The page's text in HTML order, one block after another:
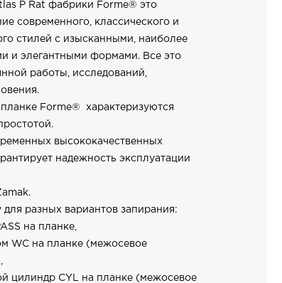
P Rat фабрики Forme® это
современного, классического и
стилей с изысканными, наиболее
и элегантными формами. Все это
работы, исследований,
Forme® характеризуются
высококачественных
надежность эксплуатации
для разных вариантов запирания:
на планке,
WC на планке (межосевое
цилиндр CYL на планке (межосевое